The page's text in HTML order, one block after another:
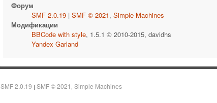
Форум
SMF 2.0.19| SMF © 2021, Simple Machines
Модификации
BBCode with style, 1.5.1 © 2010-2015, davidhs
Yandex Garland
SMF 2.0.19 | SMF © 2021 Simple Machines